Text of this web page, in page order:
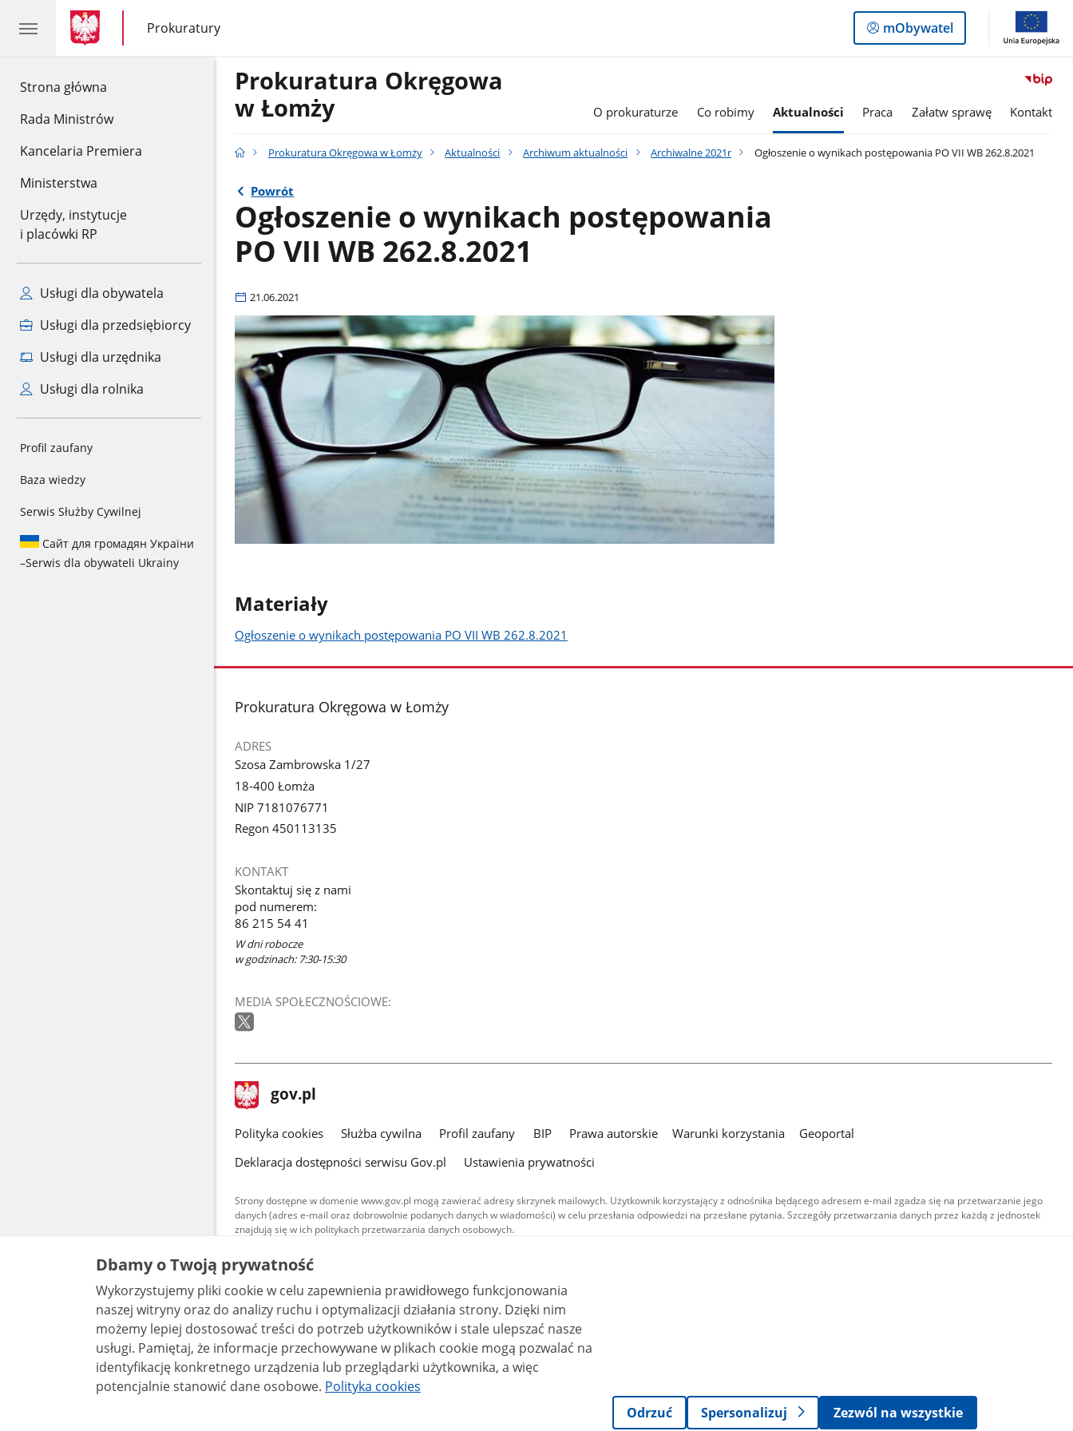
Strona główna
Rada Ministrów
Kancelaria Premiera
Ministerstwa
Urzędy, instytucje
i placówki RP
Usługi dla obywatela
Usługi dla przedsiębiorcy
Usługi dla urzędnika
Usługi dla rolnika
Profil zaufany
Baza wiedzy
Serwis Służby Cywilnej
Сайт для громадян України
–Serwis dla obywateli Ukrainy
gov.pl
gov.pl
Prokuratury
gov.pl
Prokuratury
Logowanie
do
mObywatel
Prokuratura Okręgowa
w Łomży
O prokuraturze Co robimy Aktualności Praca Załatw sprawę Kontakt
Prokuratura Okręgowa w Łomży Aktualności Archiwum aktualności Archiwalne 2021r Ogłoszenie o wynikach postępowania PO VII WB 262.8.2021
Powrót
Ogłoszenie o wynikach postępowania
PO VII WB 262.8.2021
21.06.2021
Materiały
Ogłoszenie o wynikach postępowania PO VII WB 262.8.2021
stopka
Prokuratura Okręgowa w Łomży
ADRES
Szosa Zambrowska 1/27
18-400 Łomża
NIP 7181076771
Regon 450113135
KONTAKT
Skontaktuj się z nami
pod numerem:
86 215 54 41
W dni robocze
w godzinach: 7:30-15:30
MEDIA SPOŁECZNOŚCIOWE:
stopka
gov.pl Strona
gov.pl
gov.pl
Polityka cookies Służba cywilna Profil zaufany BIP Prawa autorskie Warunki korzystania
Geoportal
Deklaracja dostępności serwisu Gov.pl
Ustawienia prywatności
Strony dostępne w domenie www.gov.pl mogą zawierać adresy skrzynek mailowych. Użytkownik korzystający z odnośnika będącego adresem e-mail zgadza się na przetwarzanie jego
danych (adres e-mail oraz dobrowolnie podanych danych w wiadomości) w celu przesłania odpowiedzi na przesłane pytania. Szczegóły przetwarzania danych przez każdą z jednostek
znajdują się w ich politykach przetwarzania danych osobowych.
Treści tekstowe publikowane w serwisie (z wyłączeniem treści audiowizualnych), są
udostępniane na licencji typu Creative Commons: uznanie autorstwa - na tych samych
warunkach 4.0 (CC BY-SA 4.0). Materiały audiowizualne, w tym zdjęcia, materiały audio i wideo,
są udostępniane na licencji typu Creative Commons: uznanie autorstwa użycie niekomercyjne -
bez utworów zależnych 4.0 (CC BY-NC-ND 4.0), o ile nie jest to stwierdzone inaczej.
Dbamy o Twoją prywatność
Wykorzystujemy pliki cookie w celu zapewnienia prawidłowego funkcjonowania
naszej witryny oraz do analizy ruchu i optymalizacji działania strony. Dzięki nim
możemy lepiej dostosować treści do potrzeb użytkowników i stale ulepszać nasze
usługi. Pamiętaj, że informacje przechowywane w plikach cookie mogą pozwalać na
identyfikację konkretnego urządzenia lub przeglądarki użytkownika, a więc
potencjalnie stanowić dane osobowe. Polityka cookies
Odrzuć
Spersonalizuj Zezwól na wszystkie